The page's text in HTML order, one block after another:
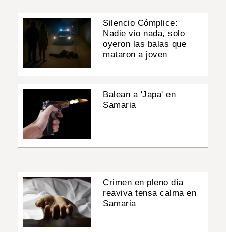
Silencio Cómplice:
Nadie vio nada, solo
oyeron las balas que
mataron a joven
Balean a 'Japa' en
Samaria
Crimen en pleno día
reaviva tensa calma en
Samaria